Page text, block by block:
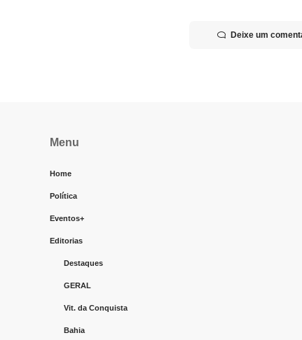
Deixe um
Menu
Home
Política
Eventos+
Editorias
Destaques
GERAL
Vit. da Conquista
Bahia